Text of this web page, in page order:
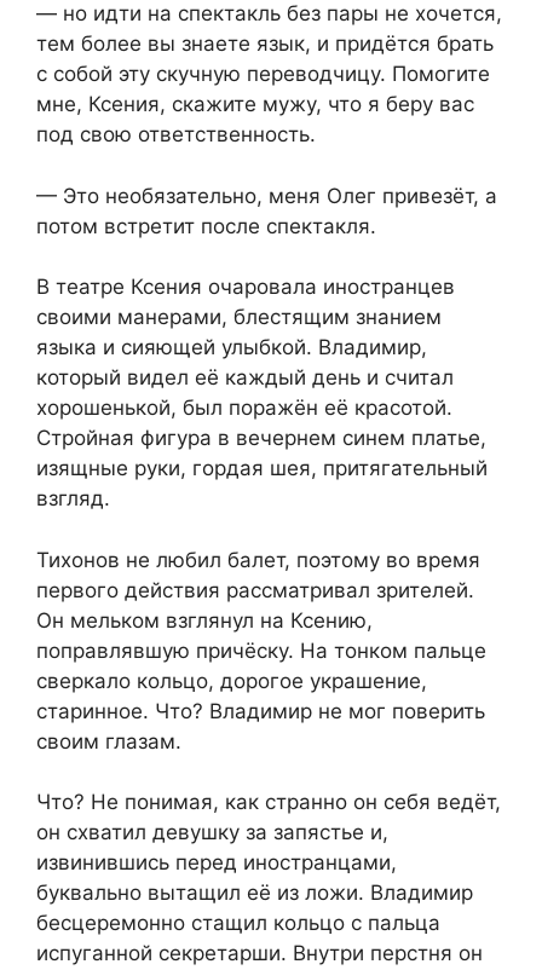
— но идти на спектакль без пары не хочется,
тем более вы знаете язык, и придётся брать
с собой эту скучную переводчицу. Помогите
мне, Ксения, скажите мужу, что я беру вас
под свою ответственность.
— Это необязательно, меня Олег привезёт, а
потом встретит после спектакля.
В театре Ксения очаровала иностранцев
своими манерами, блестящим знанием
языка и сияющей улыбкой. Владимир,
который видел её каждый день и считал
хорошенькой, был поражён её красотой.
Стройная фигура в вечернем синем платье,
изящные руки, гордая шея, притягательный
взгляд.
Тихонов не любил балет, поэтому во время
первого действия рассматривал зрителей.
Он мельком взглянул на Ксению,
поправлявшую причёску. На тонком пальце
сверкало кольцо, дорогое украшение,
старинное. Что? Владимир не мог поверить
своим глазам.
Что? Не понимая, как странно он себя ведёт,
он схватил девушку за запястье и,
извинившись перед иностранцами,
буквально вытащил её из ложи. Владимир
бесцеремонно стащил кольцо с пальца
испуганной секретарши. Внутри перстня он